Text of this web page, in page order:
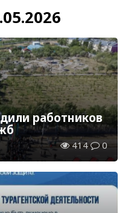
работников
414 0